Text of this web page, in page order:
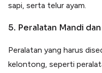
sapi, serta telur ayam.
5. Peralatan Mandi
Peralatan yang harus
kelontong, seperti